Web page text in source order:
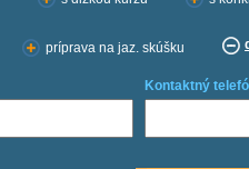
príprava na jaz. skúšku
Kontaktný